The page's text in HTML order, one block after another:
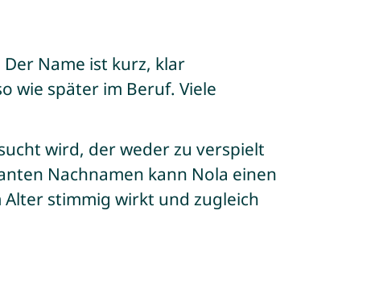
Name ist kurz, klar
wie später im Beruf. Viele
wird, der weder zu verspielt
Nachnamen kann Nola einen
stimmig wirkt und zugleich